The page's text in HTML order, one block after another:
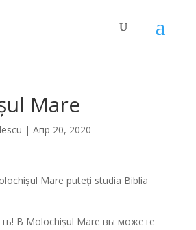
Mare
| Апр 20, 2020
Mare puteți studia Biblia
В Molochișul Mare вы можете